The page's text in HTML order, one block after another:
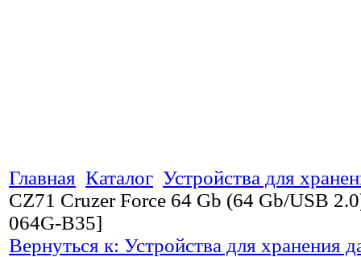
Главная Каталог Устройства для
CZ71 Cruzer Force 64 Gb (64 Gb/USB
064G-B35]
Вернуться к: Устройства для хранения